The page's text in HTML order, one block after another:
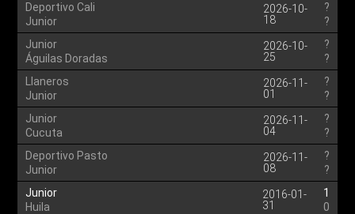
Deportivo Cali
Junior
2026-10-
18
?
?
Junior
Águilas Doradas
2026-10-
25
?
?
Llaneros
Junior
2026-11-
01
?
?
Junior
Cucuta
2026-11-
04
?
?
Deportivo Pasto
Junior
2026-11-
08
?
?
Junior
Huila
2016-01-
31
1
0